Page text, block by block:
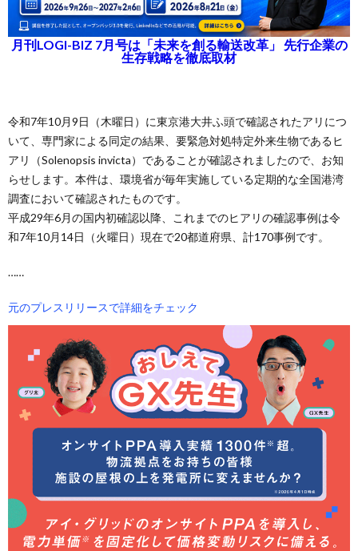
月刊LOGI-BIZ 7月号は「未来を創る輸送改革」 先行企業の
生存戦略を徹底取材
令和7年10月9日（木曜日）に東京港大井ふ頭で確認されたアリにつ
いて、専門家による同定の結果、要緊急対処特定外来生物であるヒ
アリ（Solenopsis invicta）であることが確認されましたので、お知
らせします。本件は、環境省が毎年実施している定期的な全国港湾
調査において確認されたものです。
平成29年6月の国内初確認以降、これまでのヒアリの確認事例は令
和7年10月14日（火曜日）現在で20都道府県、計170事例です。
……
元のプレスリリースで詳細をチェック